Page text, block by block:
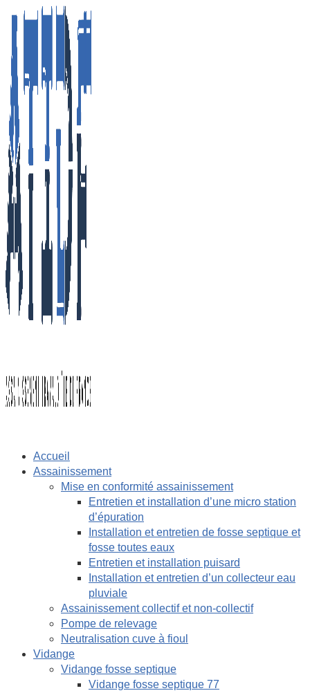
Accueil
Assainissement
Mise en conformité assainissement
Entretien et installation d’une micro station
d’épuration
Installation et entretien de fosse septique et
fosse toutes eaux
Entretien et installation puisard
Installation et entretien d’un collecteur eau
pluviale
Assainissement collectif et non-collectif
Pompe de relevage
Neutralisation cuve à fioul
Vidange
Vidange fosse septique
Vidange fosse septique 77